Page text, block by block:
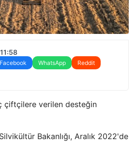
Facebook WhatsApp
Reddit
çiftçilere verilen desteğin
Bakanlığı, Aralık 2022'de